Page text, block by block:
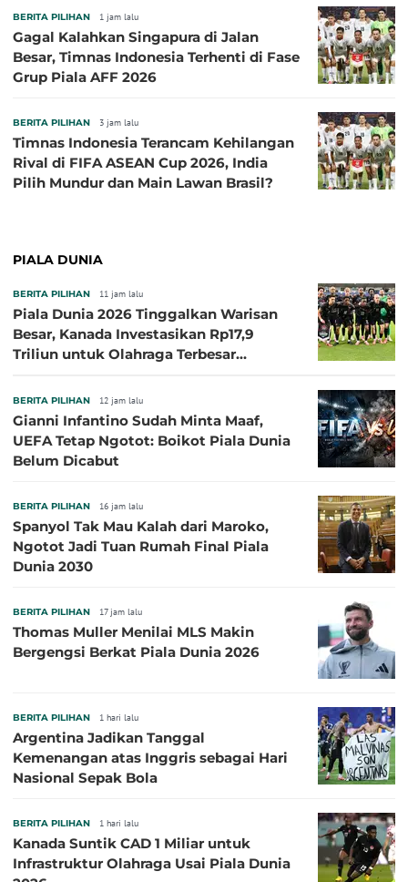
BERITA PILIHAN 1 jam lalu
Gagal Kalahkan Singapura di Jalan
Besar, Timnas Indonesia Terhenti di Fase
Grup Piala AFF 2026
BERITA PILIHAN 3 jam lalu
Timnas Indonesia Terancam Kehilangan
Rival di FIFA ASEAN Cup 2026, India
Pilih Mundur dan Main Lawan Brasil?
PIALA DUNIA
BERITA PILIHAN 11 jam lalu
Piala Dunia 2026 Tinggalkan Warisan
Besar, Kanada Investasikan Rp17,9
Triliun untuk Olahraga Terbesar
BERITA PILIHAN 12 jam lalu
Gianni Infantino Sudah Minta Maaf,
UEFA Tetap Ngotot: Boikot Piala Dunia
Belum Dicabut
BERITA PILIHAN 16 jam lalu
Spanyol Tak Mau Kalah dari Maroko,
Ngotot Jadi Tuan Rumah Final Piala
Dunia 2030
BERITA PILIHAN 17 jam lalu
Thomas Muller Menilai MLS Makin
Bergengsi Berkat Piala Dunia 2026
BERITA PILIHAN 1 hari lalu
Argentina Jadikan Tanggal
Kemenangan atas Inggris sebagai Hari
Nasional Sepak Bola
BERITA PILIHAN 1 hari lalu
Kanada Suntik CAD 1 Miliar untuk
Infrastruktur Olahraga Usai Piala Dunia